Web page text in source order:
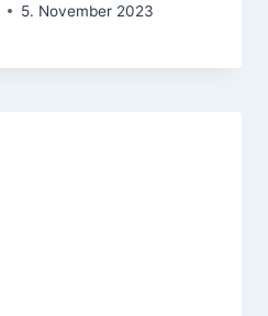
5. November 2023